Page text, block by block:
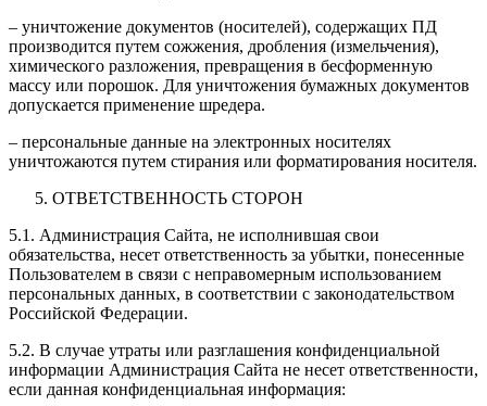
– уничтожение документов (носителей), содержащих ПД
производится путем сожжения, дробления (измельчения),
химического разложения, превращения в бесформенную
массу или порошок. Для уничтожения бумажных документов
допускается применение шредера.
– персональные данные на электронных носителях
уничтожаются путем стирания или форматирования носителя.
ОТВЕТСТВЕННОСТЬ СТОРОН
5.1. Администрация Сайта, не исполнившая свои
обязательства, несет ответственность за убытки, понесенные
Пользователем в связи с неправомерным использованием
персональных данных, в соответствии с законодательством
Российской Федерации.
5.2. В случае утраты или разглашения конфиденциальной
информации Администрация Сайта не несет ответственности,
если данная конфиденциальная информация: